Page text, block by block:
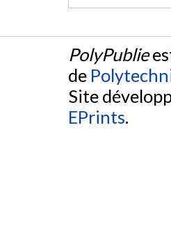
PolyPublie
de
Site
EPrints.